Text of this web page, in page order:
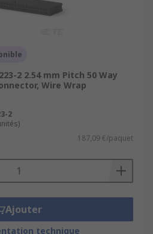
2 2.54 mm Pitch 50 Way
Wire Wrap
2
187,09 €/paquet
Ajouter
technique